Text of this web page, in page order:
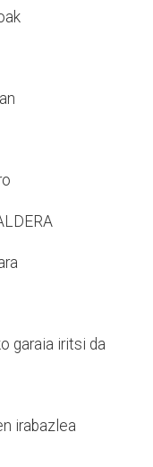
garaia iritsi da
irabazlea